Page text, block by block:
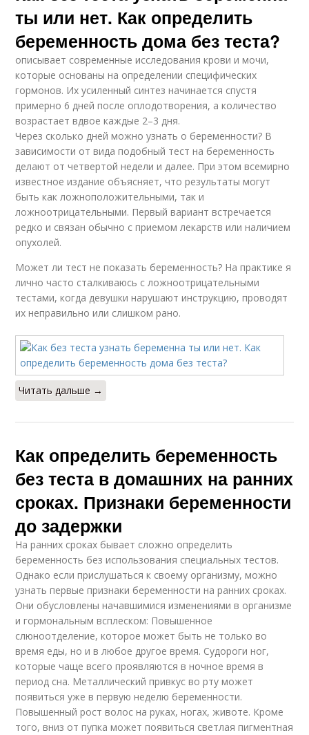
ты или нет. Как определить
беременность дома без теста?
описывает современные исследования крови и мочи,
которые основаны на определении специфических
гормонов. Их усиленный синтез начинается спустя
примерно 6 дней после оплодотворения, а количество
возрастает вдвое каждые 2–3 дня.
Через сколько дней можно узнать о беременности? В
зависимости от вида подобный тест на беременность
делают от четвертой недели и далее. При этом всемирно
известное издание объясняет, что результаты могут
быть как ложноположительными, так и
ложноотрицательными. Первый вариант встречается
редко и связан обычно с приемом лекарств или наличием
опухолей.
Может ли тест не показать беременность? На практике я
лично часто сталкиваюсь с ложноотрицательными
тестами, когда девушки нарушают инструкцию, проводят
их неправильно или слишком рано.
Читать дальше →
Как определить беременность
без теста в домашних на ранних
сроках. Признаки беременности
до задержки
На ранних сроках бывает сложно определить
беременность без использования специальных тестов.
Однако если прислушаться к своему организму, можно
узнать первые признаки беременности на ранних сроках.
Они обусловлены начавшимися изменениями в организме
и гормональным всплеском: Повышенное
слюноотделение, которое может быть не только во
время еды, но и в любое другое время. Судороги ног,
которые чаще всего проявляются в ночное время в
период сна. Металлический привкус во рту может
появиться уже в первую неделю беременности.
Повышенный рост волос на руках, ногах, животе. Кроме
того, вниз от пупка может появиться светлая пигментная